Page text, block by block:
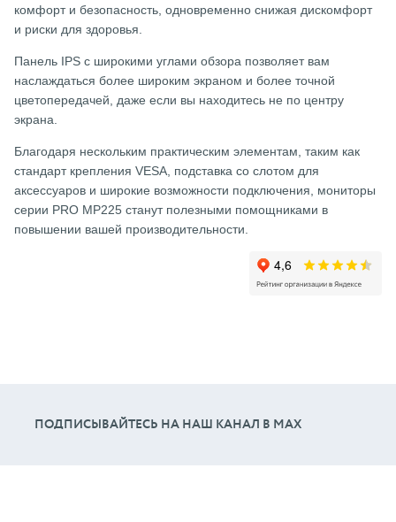
комфорт и безопасность, одновременно снижая дискомфорт
и риски для здоровья.
Панель IPS с широкими углами обзора позволяет вам
наслаждаться более широким экраном и более точной
цветопередачей, даже если вы находитесь не по центру
экрана.
Благодаря нескольким практическим элементам, таким как
стандарт крепления VESA, подставка со слотом для
аксессуаров и широкие возможности подключения, мониторы
серии PRO MP225 станут полезными помощниками в
повышении вашей производительности.
ПОДПИСЫВАЙТЕСЬ НА НАШ КАНАЛ В МАХ